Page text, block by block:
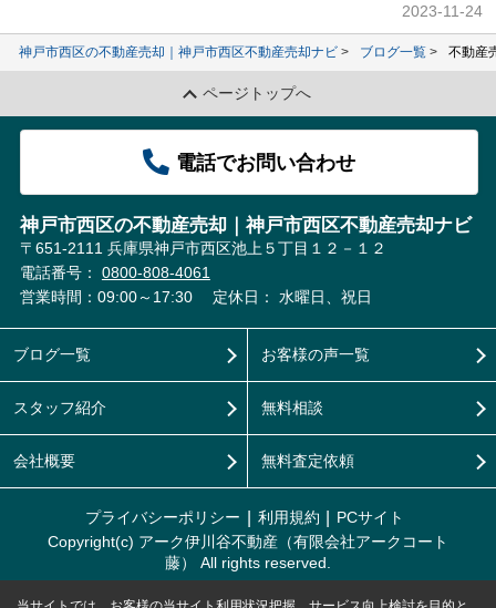
2023-11-24
神戸市西区の不動産売却｜神戸市西区不動産売却ナビ ブログ一覧 不動産
ページトップへ
電話でお問い合わせ
神戸市西区の不動産売却｜神戸市西区不動産売却ナビ
〒651-2111 兵庫県神戸市西区池上５丁目１２－１２
電話番号： 0800-808-4061
営業時間：09:00～17:30
定休日： 水曜日、祝日
ブログ一覧
スタッフ紹介
会社概要
お客様の声一覧
無料相談
無料査定依頼
プライバシーポリシー 利用規約
PCサイト
Copyright(c) アーク伊川谷不動産（有限会社アークコート
藤） All rights reserved.